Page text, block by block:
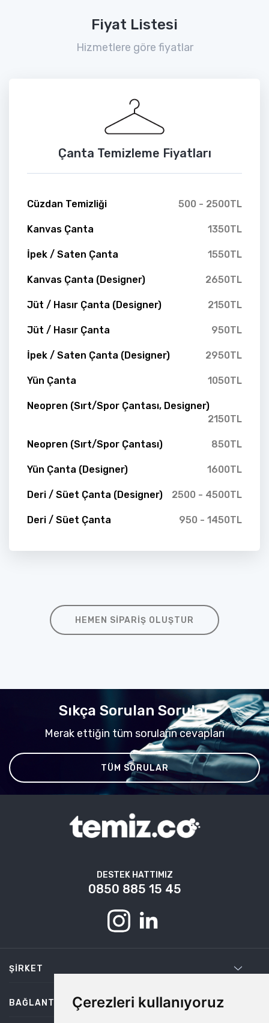
Çerezleri kullanıyoruz
Fiyat Listesi
Hizmetlere göre fiyatlar
Çanta Temizleme Fiyatları
Cüzdan Temizliği 500 - 2500TL
Kanvas Çanta 1350TL
İpek / Saten Çanta 1550TL
Kanvas Çanta (Designer) 2650TL
Jüt / Hasır Çanta (Designer) 2150TL
Jüt / Hasır Çanta 950TL
İpek / Saten Çanta (Designer) 2950TL
Yün Çanta 1050TL
Neopren (Sırt/Spor Çantası, Designer)
2150TL
Neopren (Sırt/Spor Çantası) 850TL
Yün Çanta (Designer) 1600TL
Deri / Süet Çanta (Designer) 2500 - 4500TL
Deri / Süet Çanta 950 - 1450TL
HEMEN SIPARIŞ OLUŞTUR
Sıkça Sorulan Sorular
Merak ettiğin tüm soruların cevapları
TÜM SORULAR
DESTEK HATTIMIZ
0850 885 15 45
ŞIRKET
BAĞLANTILAR